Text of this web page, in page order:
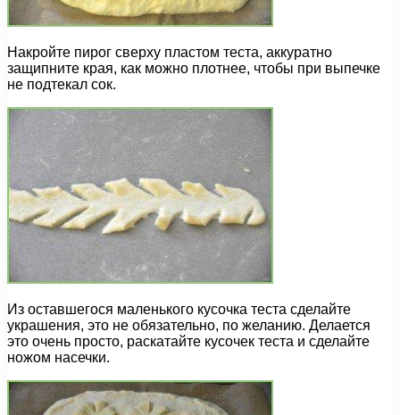
Накройте пирог сверху пластом теста, аккуратно
защипните края, как можно плотнее, чтобы при выпечке
не подтекал сок.
Из оставшегося маленького кусочка теста сделайте
украшения, это не обязательно, по желанию. Делается
это очень просто, раскатайте кусочек теста и сделайте
ножом насечки.